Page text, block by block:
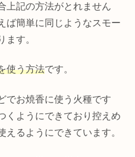
上記の方法がとれません
ば簡単に同じようなスモー
ます。
使う方法です。
でお焼香に使う火種です
くようにできており控えめ
るようにできています。